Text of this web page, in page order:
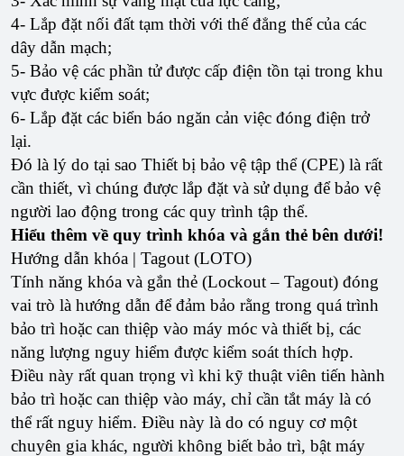
4- Lắp đặt nối đất tạm thời với thế đẳng thế của các
dây dẫn mạch;
5- Bảo vệ các phần tử được cấp điện tồn tại trong khu
vực được kiểm soát;
6- Lắp đặt các biển báo ngăn cản việc đóng điện trở
lại.
Đó là lý do tại sao Thiết bị bảo vệ tập thể (CPE) là rất
cần thiết, vì chúng được lắp đặt và sử dụng để bảo vệ
người lao động trong các quy trình tập thể.
Hiểu thêm về quy trình khóa và gắn thẻ bên dưới!
Hướng dẫn khóa | Tagout (LOTO)
Tính năng khóa và gắn thẻ (Lockout – Tagout) đóng
vai trò là hướng dẫn để đảm bảo rằng trong quá trình
bảo trì hoặc can thiệp vào máy móc và thiết bị, các
năng lượng nguy hiểm được kiểm soát thích hợp.
Điều này rất quan trọng vì khi kỹ thuật viên tiến hành
bảo trì hoặc can thiệp vào máy, chỉ cần tắt máy là có
thể rất nguy hiểm. Điều này là do có nguy cơ một
chuyên gia khác, người không biết bảo trì, bật máy